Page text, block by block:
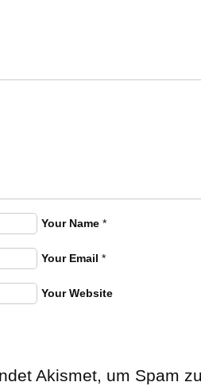
Your Name *
Your Email *
Your Website
Akismet, um Spam